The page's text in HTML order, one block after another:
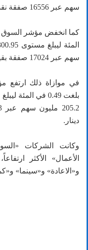
سهم عبر 16556 صفقة نقدية بقيمة 40.8 مليون دينار.
سهم عبر 17024 صفقة بقيمة 103 ملايين دينار.
دينار.
وكانت الشركات
الأعمال» الأكثر
و«الاعادة» و«سينما»